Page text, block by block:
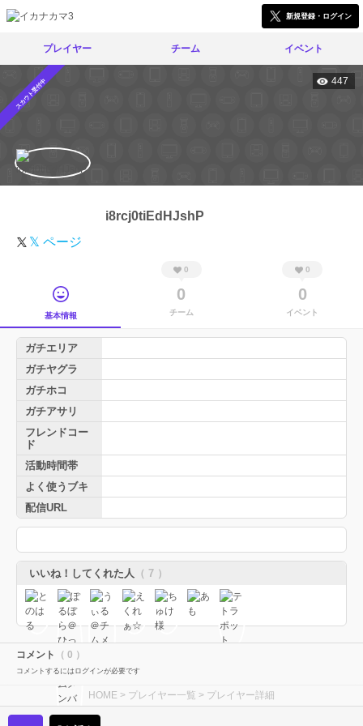
新規登録・ログイン
プレイヤー チーム イベント
スカウト受付中 447
i8rcj0tiEdHJshP
𝕏 ページ
基本情報
0
0
チーム
0
0
イベント
ガチエリア
ガチヤグラ
ガチホコ
ガチアサリ
フレンドコー
ド
活動時間帯
よく使うブキ
配信URL
いいね！してくれた人 （ 7 ）
コメント （ 0 ）
コメントするにはログインが必要です
HOME > プレイヤー一覧 > プレイヤー詳細